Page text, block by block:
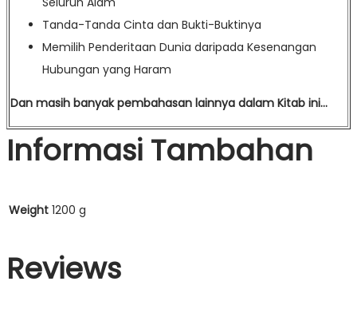
Tanda-Tanda Cinta dan Bukti-Buktinya
Memilih Penderitaan Dunia daripada Kesenangan
Hubungan yang Haram
Dan masih banyak pembahasan lainnya dalam Kitab ini…
Informasi Tambahan
Weight 1200 g
Reviews